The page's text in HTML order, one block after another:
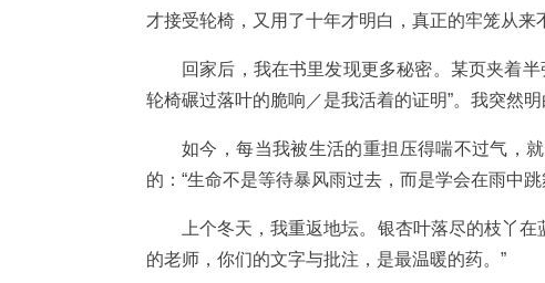
才接受轮椅，又用了十年才明白，真正的牢笼从来
回家后，我在书里发现更多秘密。某页夹着
轮椅碾过落叶的脆响／是我活着的证明”。我突然
如今，每当我被生活的重担压得喘不过气，
的：“生命不是等待暴风雨过去，而是学会在雨中跳
上个冬天，我重返地坛。银杏叶落尽的枝丫
的老师，你们的文字与批注，是最温暖的药。”